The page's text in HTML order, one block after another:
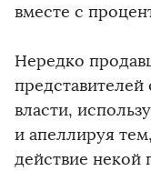
вместе с
Нередко
представителей
власти,
и апеллируя
действие некой